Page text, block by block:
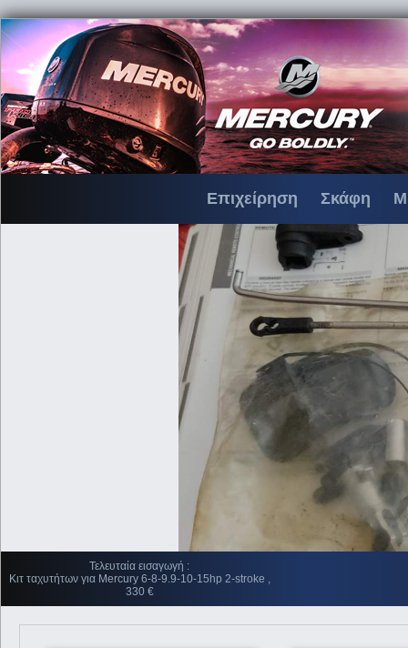
Επιχείρηση Σκάφη
Τελευταία εισαγωγή :
Κιτ ταχυτήτων για Mercury 6-8-9.9-10-15hp 2-stroke ,
330 €